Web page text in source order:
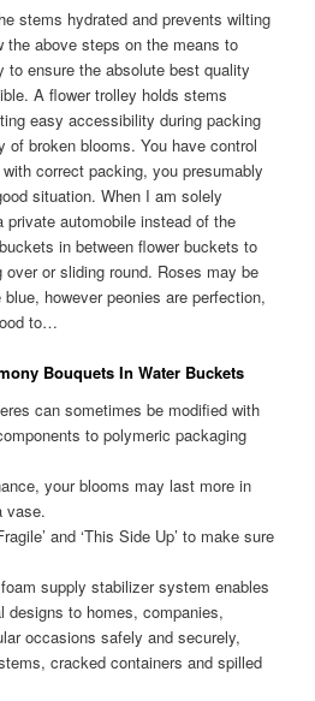
stems hydrated and prevents wilting
the above steps on the means to
to ensure the absolute best quality
A flower trolley holds stems
easy accessibility during packing
of broken blooms. You have control
correct packing, you presumably
situation. When I am solely
automobile instead of the
in between flower buckets to
or sliding round. Roses may be
however peonies are perfection,
to…
Bouquets In Water Buckets
can sometimes be modified with
to polymeric packaging
your blooms may last more in
vase.
and ‘This Side Up’ to make sure
supply stabilizer system enables
designs to homes, companies,
occasions safely and securely,
cracked containers and spilled